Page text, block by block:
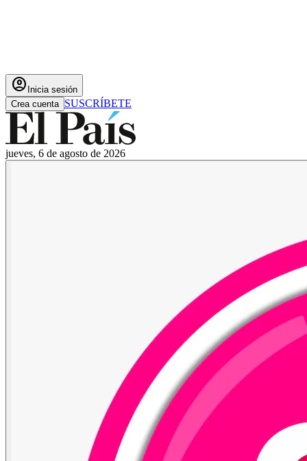
account_circle Inicia sesión
Crea cuenta SUSCRÍBETE
jueves, 6 de agosto de 2026